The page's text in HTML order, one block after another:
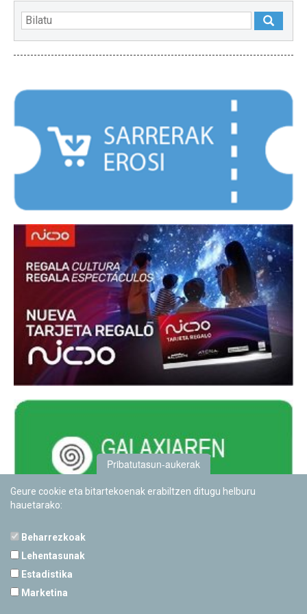
Pribatutasun-aukerak
Geure cookie eta bitartekoenak erabiltzen ditugu helburu
hauetarako:
Beharrezkoak
Lehentasunak
Estadistika
Marketina